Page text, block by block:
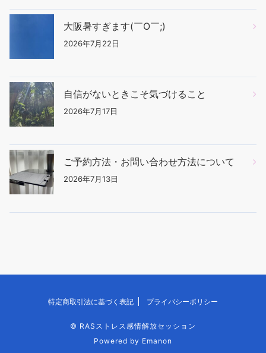
大阪暑すぎます(￣O￣;)
2026年7月22日
自信がないときこそ気づけること
2026年7月17日
ご予約方法・お問い合わせ方法について
2026年7月13日
特定商取引法に基づく表記 プライバシーポリシー
© RASストレス感情解放セッション
Powered by Emanon